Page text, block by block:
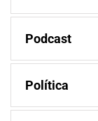
Podcast
Política